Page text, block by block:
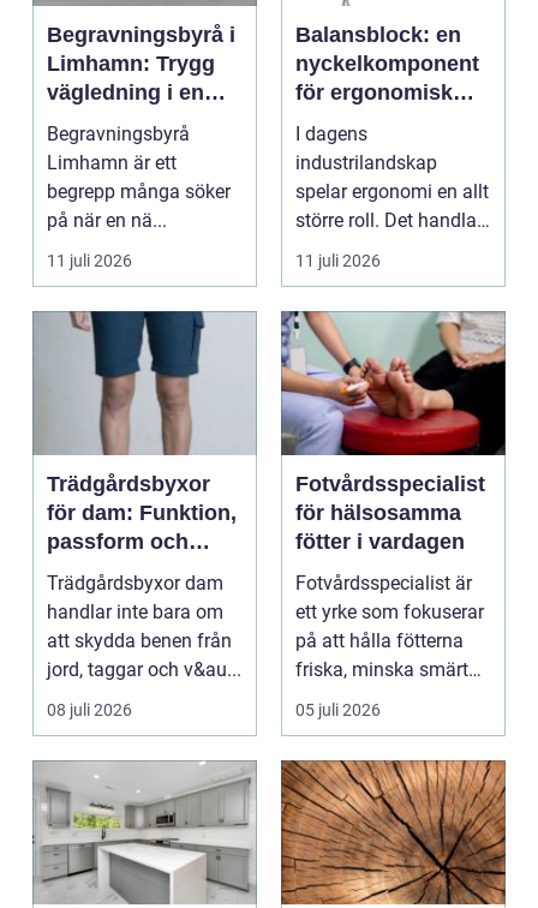
Begravningsbyrå i
Limhamn: Trygg
vägledning i en
svår tid
Begravningsbyrå
Limhamn är ett
begrepp många söker
på när en nä...
11 juli 2026
Balansblock: en
nyckelkomponent
för ergonomisk
effektivitet
I dagens
industrilandskap
spelar ergonomi en allt
större roll. Det handlar
inte bara om att skapa
en...
11 juli 2026
Trädgårdsbyxor
för dam: Funktion,
passform och
hållbar stil i
rabatten
Trädgårdsbyxor dam
handlar inte bara om
att skydda benen från
jord, taggar och v&au...
08 juli 2026
Fotvårdsspecialist
för hälsosamma
fötter i vardagen
Fotvårdsspecialist är
ett yrke som fokuserar
på att hålla fötterna
friska, minska smärta
och förebyg...
05 juli 2026